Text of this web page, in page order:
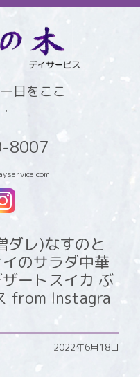
日をここ
8007
ダレ)なすのと
のサラダ中華
ートスイカ ぶ
from Instagra
2022年6月18日